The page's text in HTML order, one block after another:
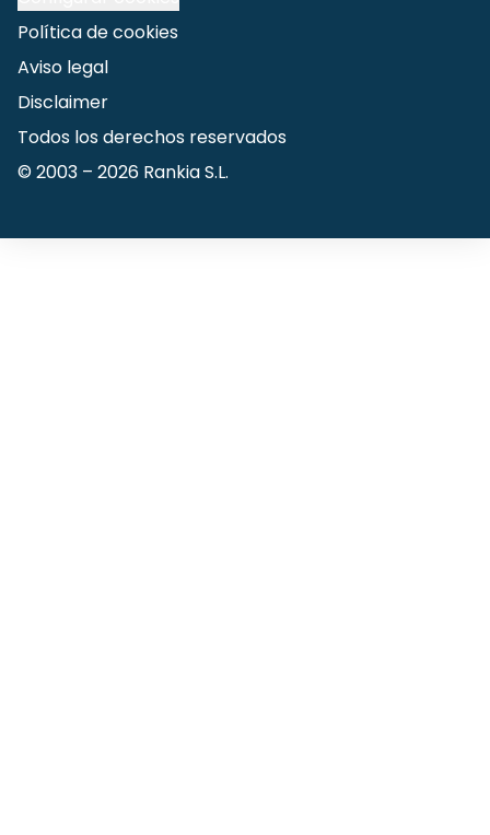
Política de cookies
Aviso legal
Disclaimer
Todos los derechos reservados
© 2003 – 2026 Rankia S.L.